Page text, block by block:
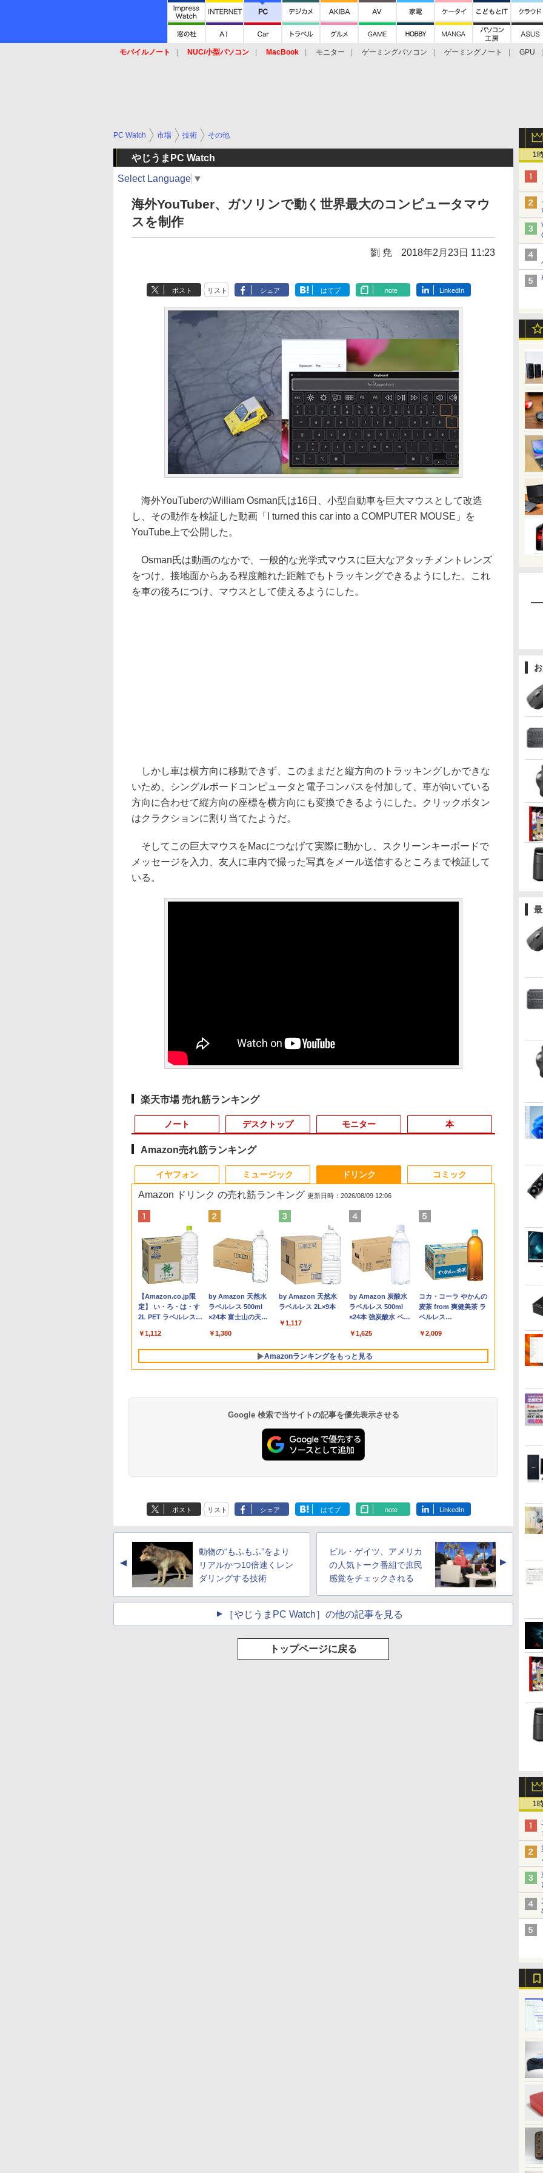
モバイルノート NUC/小型パソコン MacBook モニター ゲーミングパソコン ゲーミングノート
GPU
1
1
PC Watch 市場 技術 その他
やじうまPC Watch
Select Language ▼
海外YouTuber、ガソリンで動く世界最大のコンピュータマウ
スを制作
劉 尭 2018年2月23日 11:23
ポスト リスト シェア はてブ note LinkedIn
海外YouTuberのWilliam Osman氏は16日、小型自動車を巨大マウスとして改造
し、その動作を検証した動画「I turned this car into a COMPUTER MOUSE」を
YouTube上で公開した。
Osman氏は動画のなかで、一般的な光学式マウスに巨大なアタッチメントレンズ
をつけ、接地面からある程度離れた距離でもトラッキングできるようにした。これ
を車の後ろにつけ、マウスとして使えるようにした。
しかし車は横方向に移動できず、このままだと縦方向のトラッキングしかできな
いため、シングルボードコンピュータと電子コンパスを付加して、車が向いている
方向に合わせて縦方向の座標を横方向にも変換できるようにした。クリックボタン
はクラクションに割り当てたようだ。
そしてこの巨大マウスをMacにつなげて実際に動かし、スクリーンキーボードで
メッセージを入力、友人に車内で撮った写真をメール送信するところまで検証して
いる。
楽天市場 売れ筋ランキング
ノート
1
【★最大100%ポイン
ト】【大特価!訳あり!】
富士通 LIFEBOOK
A576/第6世代 Core i3/
メモ
リ:4GB/SSD:128GB/15.6
型液晶/USB
3.0/VGA/HDMI/DVD/Office/
中古パソコン ノートパ
2
【マラソンP5倍/10%
オフクーポン】中古ノ
ートパソコン
Windows11 Pro
Office付き Panasonic
Let's note CF-NX3 第
4世代 Core i5 メモリ
8GB 高速SSD256GB
12.1インチ Bluetoot
HDMI 初期設定済み 送
料無料 90日保証
3
中古パソコン |
Lenovo | ThinkPad
L570 | Windows11 | ノ
ートPC | 一年保証 | 第
7世代 | Core i5 7200U
2.5(～最大3.1)GHz |
MEM:8GB |
HDD:500GB | DVDマ
Win11Pro64Bit | ACア
ダプター付属
￥9,980
【期間限定 ポイント10
倍】Lenovo IdeaPad
D330 10.1型 2-in-1 タ
ブレットPC／着脱式キ
ーボード（intel 第九世
代Celeron
N4000/4GB/64GB
eMMC/HD IPS液晶
Type-C データ/充電
大128GB）/Windows
11 Pro／Dolby
5
【期間限定破格金
額！】新生活 新古品
Win11搭載 パソコンノ
ートパソコンoffice付
PC 初期設定済 15.6型
インテル高速CPU ラン
ダムで発送 メモリ4GB
～ 高速SSD1TB 最大
型番更新で在庫処分
【2in1 タブ
フル】高性
Windows11
イル PC メ
スパ抜群 本
Bluetooth
ソコン 中古
ートパソコン
￥12,999
デスクトップ
1
R309-Apple Mac mini
A1347 1点 MacOS
Catalina 10.15.7/CPU
Core i5-4260U/メモリ
4GB/SATA 500GB
intel HD Graphics
5000 1536MB グラフィ
ックス搭載★送料無料
【中古動作品】
2
中古パソコン | NEC |
Mate MRL36L-5 |
Windows11 | デスクト
ップ | 一年保証 | 第9世
代 | Core i3 9100
3.6(〜最大4.2)GHz |
MEM:8GB |
SSD:256GB(新品) |
DVDマルチ |
3
【エントリーでポイン
ト100％還元のチャン
ス】GMKtec G5S ミニ
pc 【Intel N5095
DDR5 8GB 128GB
SSD】mini pc
Windows11 Pro 超軽
量 4コア/4スレッド
Bluetooth5.2 4K 2画面
出力 デスクトップPC
￥46,248
Office2024付き デスク
トップPC デスクトッ
プ パソコン ビジネス
第14世代 corei7 第12
世代 corei3 corei5
Windows11 SSD
128GB～2TB メモリ
8GB～32GB 2年保証
安い 激安 オフィス業
ーク 動画視聴 おしゃ
れ 本体のみ
5
★レノボ / Lenovo
ThinkCentre M70q
Tiny Gen 5
12TES7DK00
テル Core i5 14500T/
メモ
リ:16GB/SSD:256GB)
【デスクトップパソコ
DELL 高性
モニター
1
【楽天1位 10.5/11イン
チ 小型 軽量】モバイル
モニター 10.5インチ 11
インチ フルHD 1080P
100%sRGB 400cd/m?
光沢IPS パネル 色鮮や
か 265g 超軽量 Type-C
対応 miniHDMI モニタ
ー 持ち運び サブディス
2
【P最大31.5%還元！】
Minifire モニター24イ
ンチ IPS 内蔵スピーカ
ーディスプレイ100Hz
FHD 1080P VGA ブル
ーライト軽減 フリッカ
ーフリー VESA対応 フ
レームレス HDMI1.4／
DP／VGAコントラスト
ビジネス用 【送料無
料】pcモニター (ケー
3
【お買い物マラソ開催
中！P最大31.5%還元】
5年保証/Type-C/100Hz
24インチ モニター
USB-C IPSパネル スピ
ーカー内蔵 HDR10
Adaptive Sync VESA
対応 チルト調整可 オフ
C/HDMIポート 高画質
FHD フルHD 液晶モニ
￥11,999
【BenQ公式店】BenQ
ベンキュー GW2491
23.8インチ アイケアモ
HD/IPS/HDMI/DP/ブル
ーライト軽減プラス/フ
リッカーフリー/ティル
ト機能/24型/24インチ
相当 PCモニター
5
【期間限定10%OFFク
ーポン 8/12 10時ま
で】 ゲーミングモニタ
ー 27インチ FHD
ネル HDMI2.0×1
DP1.4×1 Adaptive
Sync対応 フリッカー
フリー ブルーライトカ
MGM27IC04-F240
【初心者向
強】黒/白 モ
ンチ
パソコン モ
4000:1 角度
Freesync
ps4/ps5/
カー内蔵
￥11,999
本
1
[新品]文豪ストレイド
ッグス (1-28巻 最新刊)
全巻セット
2
タッチペンで音が聞け
る！ はじめてずかん
1000 英語つき はじめ
て図鑑1000 はじめての
ずかん こども 子ども 0
歳 1歳 2歳 3歳 4歳 小学
館 タッチペン 図鑑 ず
かん はじめて 英語 プ
レゼント クリスマス お
3
[11月中旬より発送予
定][新品]角川まんが学
習シリーズ 日本の歴史
5大特典つき全16巻+別
巻5冊セット[入荷予約]
￥23,760
角川まんが学習シリー
ズ 日本の歴史 全16
巻+別巻5冊定番セット
5
今日の眼疾患治療指針
第4版 [ 大路 正人 ]
￥28,600
F.S.S.
40th
Amazon売れ筋ランキング
イヤフォン
Anker Soundcore
P40i オフホワイト
Anker Soundcore
P31i ブラック
￥5,990
Anker Soundcore
Liberty 5 ミッドナイ
【2026年アップグレ
ード版】AOKIMI ワ
イヤレスイヤホン
V12 小型軽量 ブルー
トゥースHi-Fi 最大
36時間再生 ぶるーと
ゅーす コードレス
グ Type-C充電 マイ
ク付き 防水 タッチ式
音量調整 スポーツ/通
勤/通学/WEB会議(ホ
ワイト)
￥1,964
Xiaomi シャオミ
REDMI Buds 8 Lite ワ
イヤレスイヤホン
キャンセリング ANC
36時間再生
￥3,480
ミュージック
BRUCE WAYNE feat.
Flo Milli, ATL Jacob
[Explicit]
￥250
BRUCE WAYNE feat.
Flo Milli, ATL Jacob
[Explicit]
￥250
見知らぬ糸
On My Road
(Stadium ver.)
￥250
On My Road
(Stadium ver.)
ドリンク
Amazon ドリンク の売れ筋ランキング 更新日時：2026/08/09 12:06
【Amazon.co.jp限
定】 い・ろ・は・す
2L PET ラベルレス
￥1,112
by Amazon 天然水
ラベルレス 500ml
×24本 富士山の天然
ミネラルウォーター
ペットボトル 静岡県
産 500ミリリットル
(Smart Basic)
￥1,380
by Amazon 天然水
ラベルレス 2L×9本
￥1,117
by Amazon 炭酸水
ラベルレス 500ml
×24本 強炭酸水 ペッ
ットル (Smart
Basic)
￥1,625
コカ・コーラ やかんの
麦茶 from 爽健美茶 ラ
ベルレス
￥2,009
Amazonランキングをもっと見る
コミック
ガンガンコミックス)
￥770
クス・エース)
￥832
ックスDIGITAL)
￥594
ンプコミックス
DIGITAL)
￥572
版ビッグガンガンコミ
ックス)
￥810
Google 検索で当サイトの記事を優先表示させる
ポスト リスト シェア はてブ note LinkedIn
▲
動物の“もふもふ”をより
リアルかつ10倍速くレン
ダリングする技術
ビル・ゲイツ、アメリカ
の人気トーク番組で庶民
感覚をチェックされる
▲
［やじうまPC Watch］の他の記事を見る
トップページに戻る